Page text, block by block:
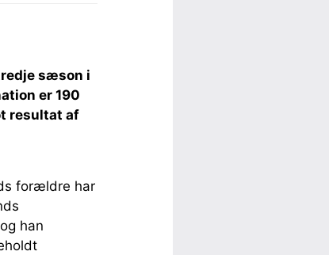
sæson i
er 190
resultat af
forældre har
han